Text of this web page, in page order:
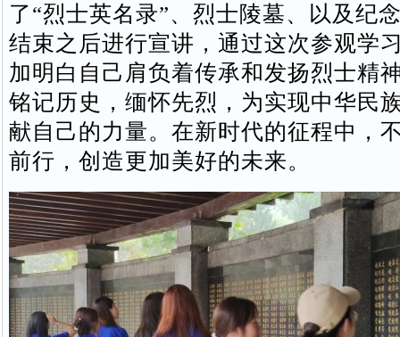
了“烈士英名录”、烈士陵墓、以及纪
结束之后进行宣讲，通过这次参观学
加明白自己肩负着传承和发扬烈士精
铭记历史，缅怀先烈，为实现中华民
献自己的力量。在新时代的征程中，
前行，创造更加美好的未来。